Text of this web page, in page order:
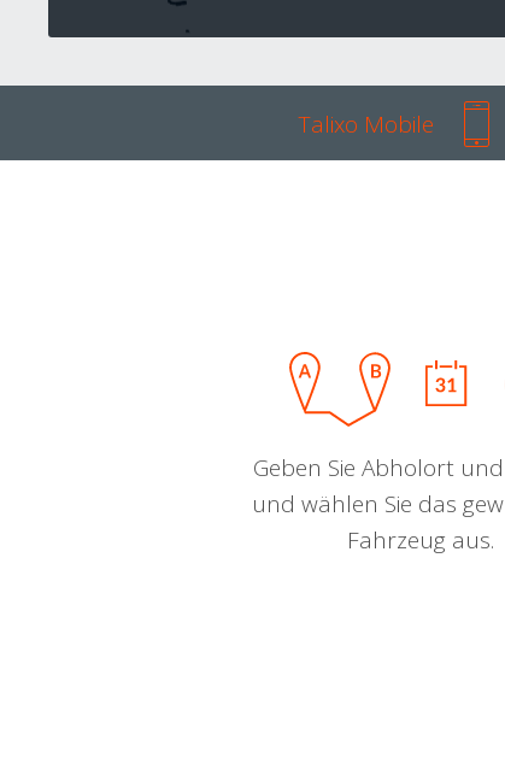
Talixo Mobile
Geben Sie Abholort
und wählen Sie das
Fahrzeug aus.